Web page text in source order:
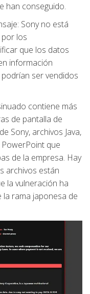
han conseguido.
Sony no está
los
que los datos
información
ser vendidos
contiene más
de pantalla de
Sony, archivos Java,
que
de la empresa. Hay
archivos están
la vulneración ha
rama japonesa de